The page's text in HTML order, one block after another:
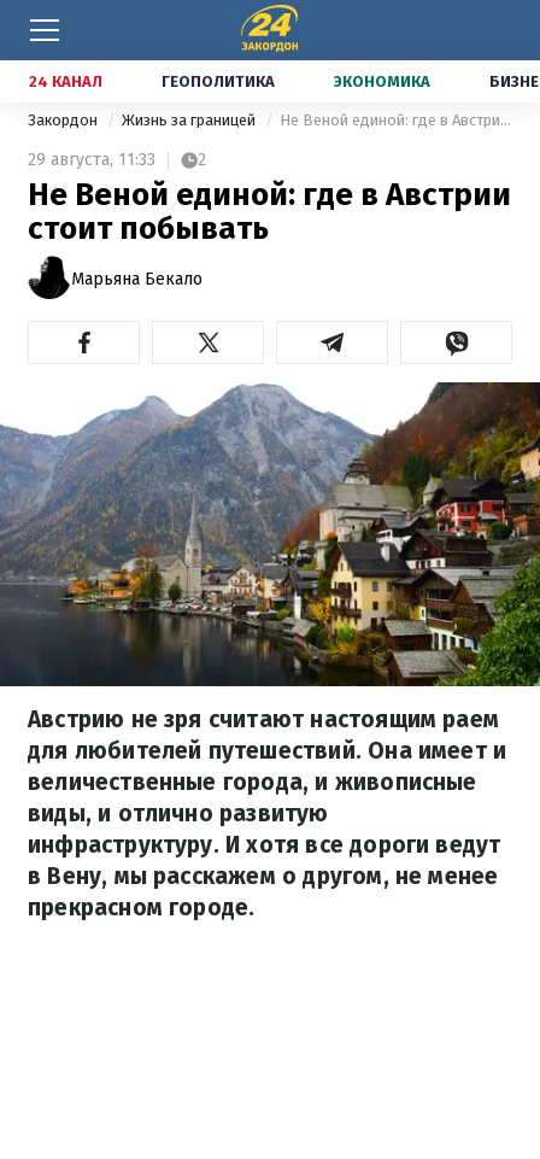
24 КАНАЛ ГЕОПОЛИТИКА ЭКОНОМИКА
Закордон Жизнь за границей Не Веной единой: где в Австрии стоит побывать
29 августа, 11:33 2
Не Веной единой: где в Австрии
стоит побывать
Марьяна Бекало
Австрию не зря считают настоящим раем
для любителей путешествий. Она имеет и
величественные города, и живописные
виды, и отлично развитую
инфраструктуру. И хотя все дороги ведут
в Вену, мы расскажем о другом, не менее
прекрасном городе.